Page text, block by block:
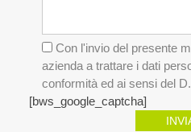
Con l'invio del presente
azienda a trattare i dati
conformità ed ai sensi del
[bws_google_captcha]